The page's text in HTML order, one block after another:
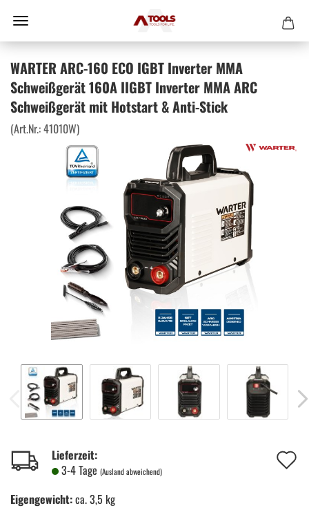
WARTER ARC-160 ECO IGBT Inverter MMA
Schweißgerät 160A IIGBT Inverter MMA ARC
Schweißgerät mit Hotstart & Anti-Stick
(Art.Nr.:41010W)
Lieferzeit:
3-4 Tage (Ausland abweichend)
Eigengewicht:ca. 3,5 kg